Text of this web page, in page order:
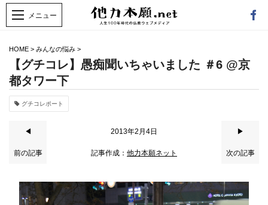
HOME > みんなの悩み >
【グチコレ】愚痴聞いちゃいました ＃6 @京
都タワー下
グチコレポート
◀
前の記事
2013年2月4日
記事作成： 他力本願ネット
▶
次の記事